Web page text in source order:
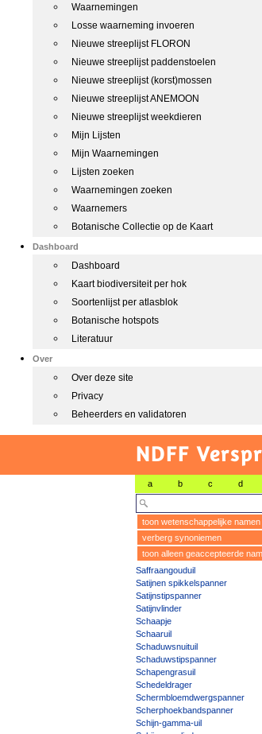
Waarnemingen
Losse waarneming invoeren
Nieuwe streeplijst FLORON
Nieuwe streeplijst paddenstoelen
Nieuwe streeplijst (korst)mossen
Nieuwe streeplijst ANEMOON
Nieuwe streeplijst weekdieren
Mijn Lijsten
Mijn Waarnemingen
Lijsten zoeken
Waarnemingen zoeken
Waarnemers
Botanische Collectie op de Kaart
Dashboard
Dashboard
Kaart biodiversiteit per hok
Soortenlijst per atlasblok
Botanische hotspots
Literatuur
Over
Over deze site
Privacy
Beheerders en validatoren
NDFF
a b c d
toon wetenschappelijke namen
verberg synoniemen
toon alleen geaccepteerde
Saffraangouduil
Satijnen spikkelspanner
Satijnstipspanner
Satijnvlinder
Schaapje
Schaaruil
Schaduwsnuituil
Schaduwstipspanner
Schapengrasuil
Schedeldrager
Schermbloemdwergspanner
Scherphoekbandspanner
Schijn-gamma-uil